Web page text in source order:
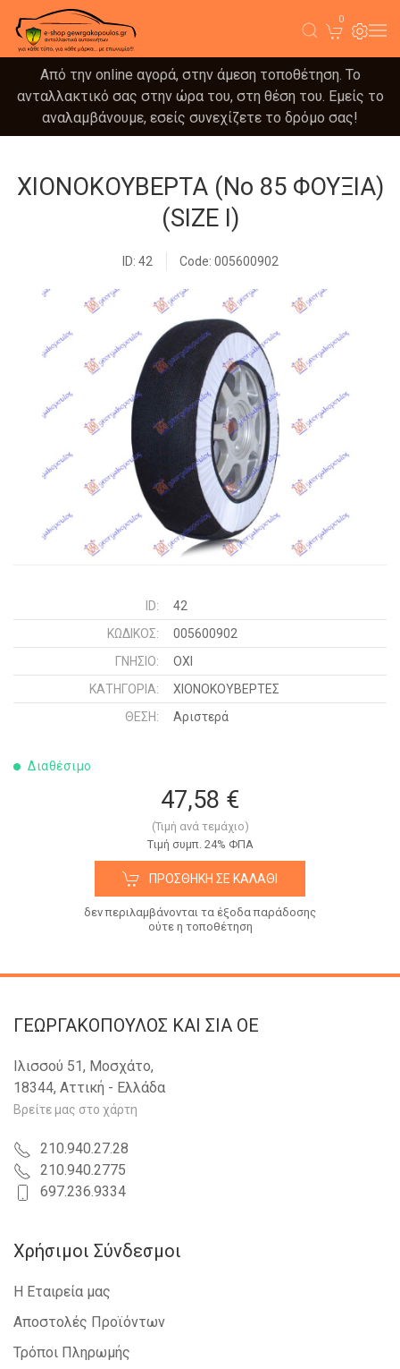
0
Από την online αγορά, στην άμεση τοποθέτηση. Το
ανταλλακτικό σας στην ώρα του, στη θέση του. Εμείς το
αναλαμβάνουμε, εσείς συνεχίζετε το δρόμο σας!
ΧΙΟΝΟΚΟΥΒΕΡΤΑ (No 85 ΦΟΥΞΙΑ)
(SIZE I)
ID: 42 Code: 005600902
ID:
42
ΚΩΔΙΚΌΣ:
005600902
ΓΝΉΣΙΟ:
ΟΧΙ
ΚΑΤΗΓΟΡΊΑ:
ΧΙΟΝΟΚΟΥΒΕΡΤΕΣ
ΘΈΣΗ:
Αριστερά
Διαθέσιμο
47,58 €
(Τιμή ανά τεμάχιο)
Tιμή συμπ. 24% ΦΠΑ
ΠΡΟΣΘΉΚΗ ΣΕ ΚΑΛΆΘΙ
δεν περιλαμβάνονται τα έξοδα παράδοσης
ούτε η τοποθέτηση
ΓΕΩΡΓΑΚΟΠΟΥΛΟΣ KAI ΣΙΑ OE
Ιλισσού 51, Μοσχάτο,
18344, Αττική - Ελλάδα
Βρείτε μας στο χάρτη
210.940.27.28
210.940.2775
697.236.9334
Χρήσιμοι Σύνδεσμοι
Η Εταιρεία μας
Αποστολές Προϊόντων
Τρόποι Πληρωμής